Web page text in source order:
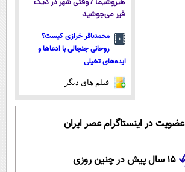
هیروشیما / وقتی شهر در دیگ
قیر می‌جوشید
محمدباقر خرازی کیست؟
روحانی جنجالی با ادعاها و
ایده‌های تخیلی
فیلم های دیگر
عضویت در اینستاگرام عصر ایران
۱۵ سال پیش در چنین روزی